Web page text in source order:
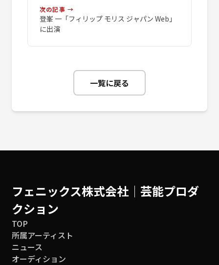
次の記事 →
登峯 一「フィリップ モリス ジャパン Web」
に出演
一覧に戻る
フェニックス株式会社│芸能プロダ
クション
TOP
所属アーティスト
ニュース
オーディション